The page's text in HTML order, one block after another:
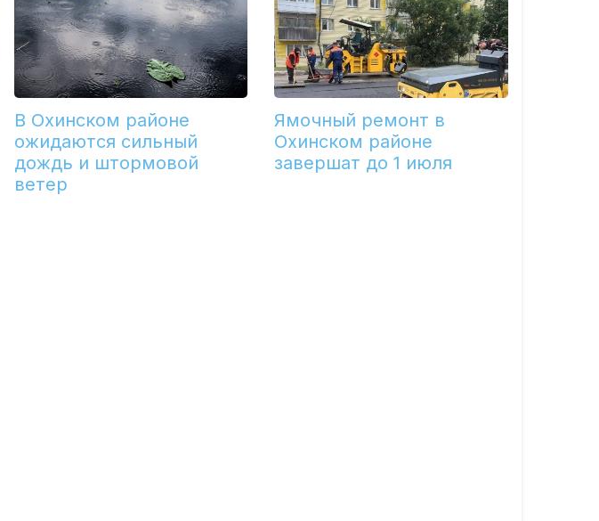
В Охинском районе
ожидаются сильный
дождь и штормовой
ветер
Ямочный ремонт в
Охинском районе
завершат до 1 июля